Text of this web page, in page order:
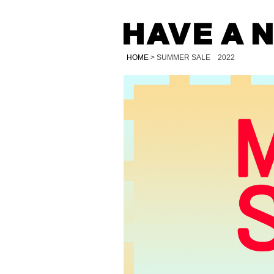
HOME SUMMER SALE 2022